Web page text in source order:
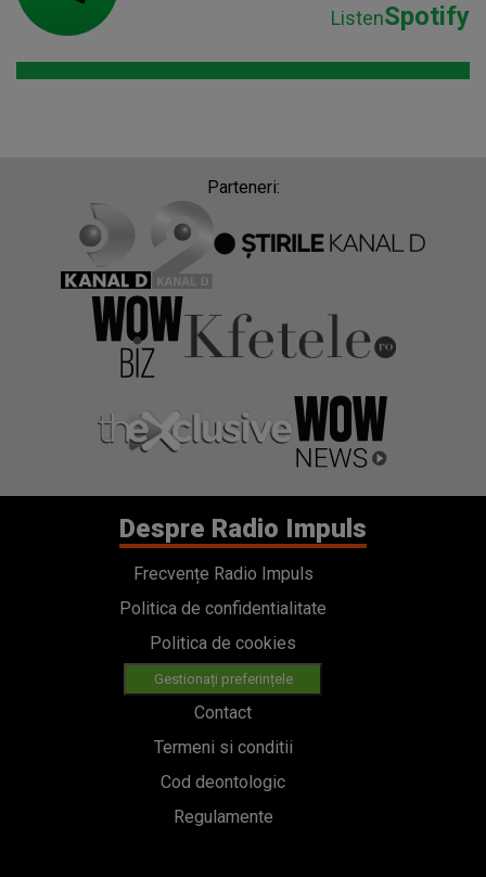
ListenSpotify
Parteneri:
Despre Radio Impuls
Frecvențe Radio Impuls
Politica de confidentialitate
Politica de cookies
Gestionați preferințele
Contact
Termeni si conditii
Cod deontologic
Regulamente